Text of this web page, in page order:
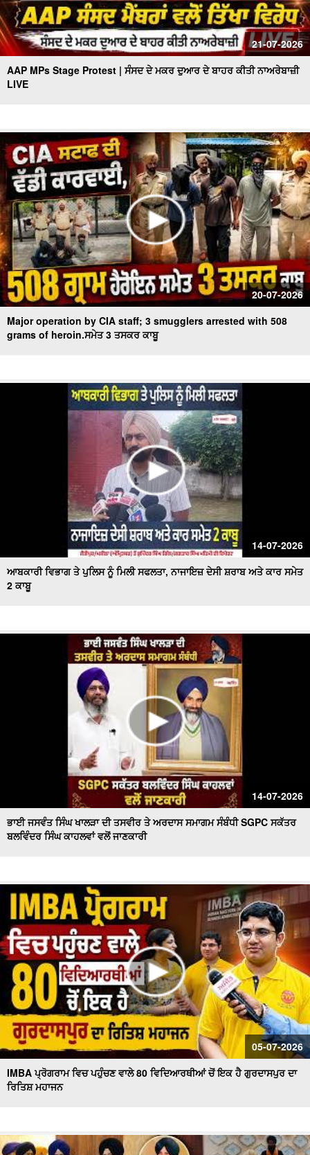
21-07-2026
AAP MPs Stage Protest | ਸੰਸਦ ਦੇ ਮਕਰ ਦੁਆਰ ਦੇ ਬਾਹਰ ਕੀਤੀ ਨਾਅਰੇਬਾਜ਼ੀ
LIVE
20-07-2026
Major operation by CIA staff; 3 smugglers arrested with 508
grams of heroin.ਸਮੇਤ 3 ਤਸਕਰ ਕਾਬੂ
14-07-2026
ਆਬਕਾਰੀ ਵਿਭਾਗ ਤੇ ਪੁਲਿਸ ਨੂੰ ਮਿਲੀ ਸਫਲਤਾ, ਨਾਜਾਇਜ਼ ਦੇਸੀ ਸ਼ਰਾਬ ਅਤੇ ਕਾਰ ਸਮੇਤ
2 ਕਾਬੂ
14-07-2026
ਭਾਈ ਜਸਵੰਤ ਸਿੰਘ ਖਾਲੜਾ ਦੀ ਤਸਵੀਰ ਤੇ ਅਰਦਾਸ ਸਮਾਗਮ ਸੰਬੰਧੀ SGPC ਸਕੱਤਰ
ਬਲਵਿੰਦਰ ਸਿੰਘ ਕਾਹਲਵਾਂ ਵਲੋਂ ਜਾਣਕਾਰੀ
05-07-2026
IMBA ਪ੍ਰੋਗਰਾਮ ਵਿਚ ਪਹੁੰਚਣ ਵਾਲੇ 80 ਵਿਦਿਆਰਥੀਆਂ ਚੋਂ ਇਕ ਹੈ ਗੁਰਦਾਸਪੁਰ ਦਾ
ਰਿਤਿਸ਼ ਮਹਾਜਨ